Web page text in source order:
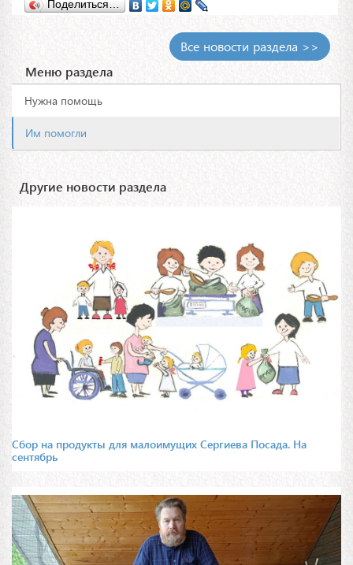
Поделиться…
Все новости раздела >>
Меню раздела
Нужна помощь
Им помогли
Другие новости раздела
Сбор на продукты для малоимущих Сергиева Посада. На
сентябрь